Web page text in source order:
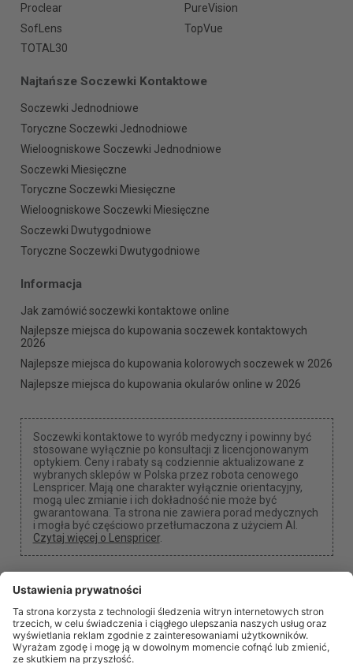
Proclear
PureVision
SofLens
TopVue
TOTAL30
Najtańsze Soczewki Kontaktowe
Soczewki Jednodniowe
Toryczne Soczewki Jednodniowe
Wieloogniskowe Soczewki Jednodniowe
Soczewki Miesięczne
Toryczne Soczewki Miesięczne
Wieloogniskowe Soczewki Miesięczne
Soczewki Dwutygodniowe
Toryczne Soczewki Dwutygodniowe
Informacja
Jak zamówić soczewki kontaktowe online
Najlepsze miejsca do kupowania soczewek kontaktowych
2026
Najlepsze miejsca do kupowania kolorowych soczewek w 2026
Najlepsze miejsca do kupowania okularów online w 2026
Soczewki kontaktowe to wyrób medyczny i powinny być
stosowane wyłącznie po konsultacji z licencjonowanym
optykiem. Ceny i rabaty są codziennie aktualizowane z
wybranych sklepów w Polska przez robota cenowego
Lenspricer. Mają one charakter wyłącznie orientacyjny,
mogą ulec zmianie i ich dokładność nie może być
gwarantowana. Ta strona nie zawiera porad medycznych
i mogła być częściowo przetłumaczona z użyciem AI.
Czytaj więcej o Lenspricer.
Ustawienia plików cookie